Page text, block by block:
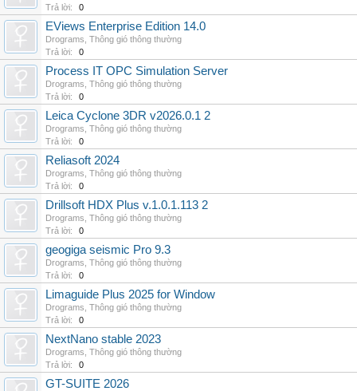
Trả lời:
0
EViews Enterprise Edition 14.0
Drograms Thông gió thông thường
Trả lời:
0
Process IT OPC Simulation Server
Drograms Thông gió thông thường
Trả lời:
0
Leica Cyclone 3DR v2026.0.1 2
Drograms Thông gió thông thường
Trả lời:
0
Reliasoft 2024
Drograms Thông gió thông thường
Trả lời:
0
Drillsoft HDX Plus v.1.0.1.113 2
Drograms Thông gió thông thường
Trả lời:
0
geogiga seismic Pro 9.3
Drograms Thông gió thông thường
Trả lời:
0
Limaguide Plus 2025 for Window
Drograms Thông gió thông thường
Trả lời:
0
NextNano stable 2023
Drograms Thông gió thông thường
Trả lời:
0
GT-SUITE 2026